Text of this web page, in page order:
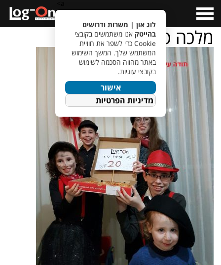
Menu
מלכה פרידמן
לוג און | משרות ודרושים
בהייטק אנו משתמשים בקובצי
Cookie כדי לשפר את חוויית
המשתמש שלך. המשך השימוש
באתר מהווה הסכמה לשימוש
בקובצי עוגיות.
אישור
מדיניות הפרטיות